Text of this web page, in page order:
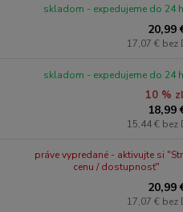
20,99
17,07 € bez
skladom - expedujeme do 24
10 %
18,99
15,44 € bez
skladom - expedujeme do 24
20,99
17,07 € bez
práve vypredané - aktivujte si
cenu / dostupnosť"